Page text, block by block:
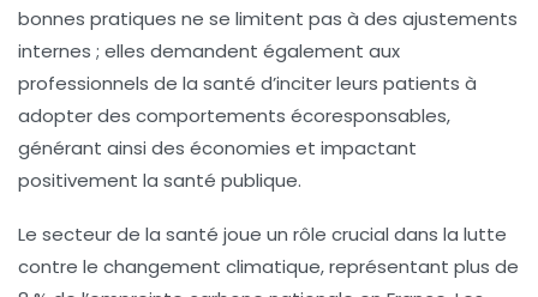
bonnes pratiques ne se limitent pas à des ajustements
internes ; elles demandent également aux
professionnels de la santé d’inciter leurs patients à
adopter des comportements écoresponsables,
générant ainsi des économies et impactant
positivement la santé publique.
Le secteur de la santé joue un rôle crucial dans la lutte
contre le changement climatique, représentant plus de